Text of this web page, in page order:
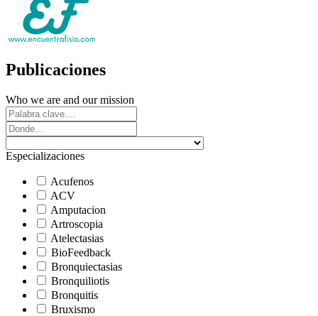
Publicaciones
Who we are and our mission
Especializaciones
Acufenos
ACV
Amputacion
Artroscopia
Atelectasias
BioFeedback
Bronquiectasias
Bronquiliotis
Bronquitis
Bruxismo